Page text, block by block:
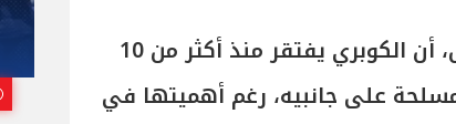
وأوضحت النائبة أسماء سعد الجمال، أن الكوبري يفتقر منذ أكثر من 10
على جانبيه، رغم أهميتها في
باتهامات جنسية
25 يوليو, 2026 07:00 م